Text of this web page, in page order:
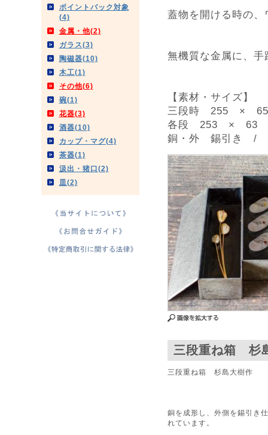
ポイントバック対象
(4)
金属・他(2)
ガラス(3)
陶磁器(10)
木工(1)
その他(6)
碗(1)
花器(3)
酒器(10)
カップ・マグ(4)
茶器(1)
汲出・猪口(2)
皿(2)
蓋物を開ける時の
無機質な金属に、
【素材・サイズ】
三段時 255 ×
各段 253 × 63
銅・外 錫引き /
三段重ね箱 杉
三段重ね箱 杉島大樹作
銅を成形し、外側を錫引き
れています。